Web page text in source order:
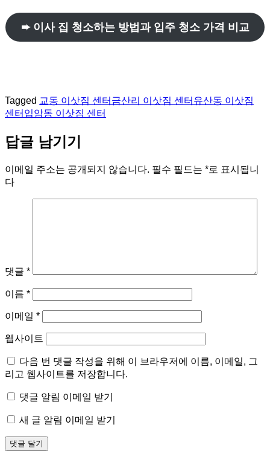
➨ 이사 집 청소하는 방법과 입주 청소 가격 비교
Tagged 교동 이삿짐 센터 금산리 이삿짐 센터 유산동 이삿짐
센터 입암동 이삿짐 센터
답글 남기기
이메일 주소는 공개되지 않습니다. 필수 필드는 *로 표시됩니
다
댓글 *
이름 *
이메일 *
웹사이트
다음 번 댓글 작성을 위해 이 브라우저에 이름, 이메일, 그
리고 웹사이트를 저장합니다.
댓글 알림 이메일 받기
새 글 알림 이메일 받기